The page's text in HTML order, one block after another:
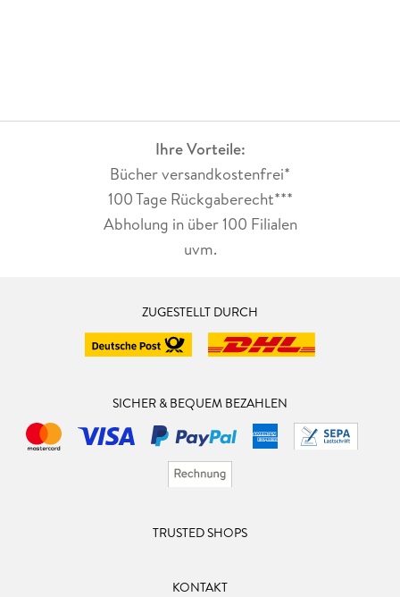
Ihre Vorteile:
Bücher versandkostenfrei*
100 Tage Rückgaberecht***
Abholung in über 100 Filialen
uvm.
ZUGESTELLT DURCH
SICHER & BEQUEM BEZAHLEN
TRUSTED SHOPS
KONTAKT